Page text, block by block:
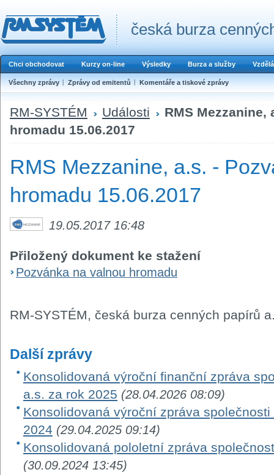
česká burza
Chci obchodovat Kurzy on-line Výsledky Burza a služby
Všechny zprávy Zprávy od emitentů Komentáře a tiskové zprávy
RM-SYSTÉM Události
RMS Mezzanine,
hromadu 15.06.2017
RMS Mezzanine, a.s. -
hromadu 15.06.2017
19.05.2017 16:48
Přiložený dokument ke stažení
Pozvánka na valnou hromadu
RM-SYSTÉM, česká burza cenných papírů
Další zprávy
Konsolidovaná výroční finanční zpráva
a.s. za rok 2025 (28.04.2026 08:09)
Konsolidovaná výroční zpráva
2024 (29.04.2025 09:14)
Konsolidovaná pololetní zpráva
(30.09.2024 13:45)